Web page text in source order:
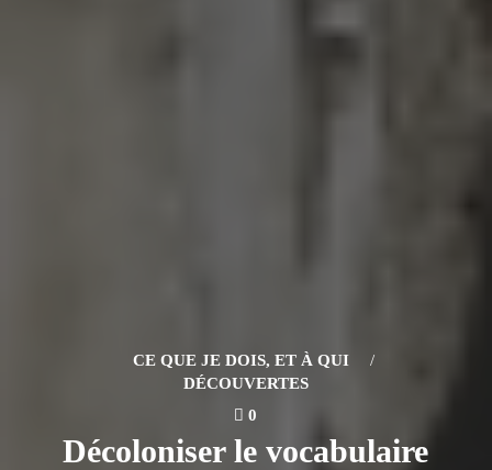
CE QUE JE DOIS, ET À QUI
/
DÉCOUVERTES
0
Décoloniser le vocabulaire